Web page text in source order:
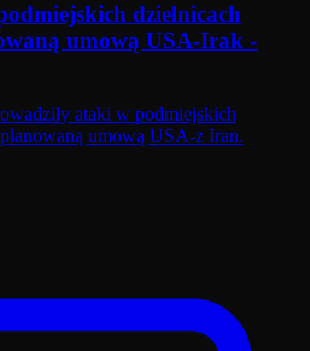
dzielnicach
umową USA-Irak -
ataki w podmiejskich
umową USA-z Iran.